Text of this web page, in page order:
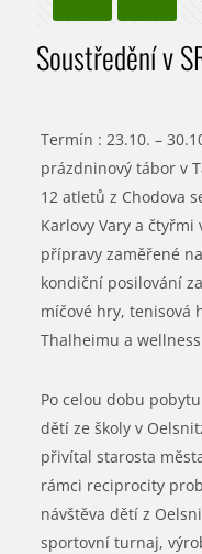
Soustředění v
Termín : 23.10. –
prázdninový tábor v
12 atletů z Chodova
Karlovy Vary a
přípravy zaměřené
kondiční posilování
míčové hry, tenisová
Thalheimu a
Po celou dobu
dětí ze školy v
přivítal starosta
rámci reciprocity
návštěva dětí z
sportovní turnaj,